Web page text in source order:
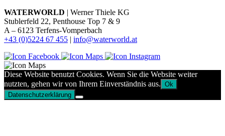
WATERWORLD | Werner Thiele KG
Stublerfeld 22, Penthouse Top 7 & 9
A – 6123 Terfens-Vomperbach
+43 (0)5224 67 455 | info@waterworld.at
Diese Website benutzt Cookies. Wenn Sie die Website weiter
nutzten, gehen wir von Ihrem Einverständnis aus. Ok
Datenschutzerklärung